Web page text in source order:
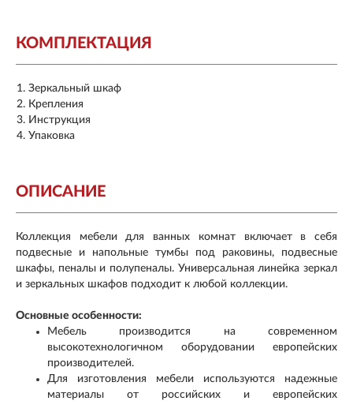
КОМПЛЕКТАЦИЯ
Зеркальный шкаф
Крепления
Инструкция
Упаковка
ОПИСАНИЕ
Коллекция мебели для ванных комнат включает в себя
подвесные и напольные тумбы под раковины, подвесные
шкафы, пеналы и полупеналы. Универсальная линейка зеркал
и зеркальных шкафов подходит к любой коллекции.
Основные особенности:
Мебель производится на современном
высокотехнологичном оборудовании европейских
производителей.
Для изготовления мебели используются надежные
материалы от российских и европейских